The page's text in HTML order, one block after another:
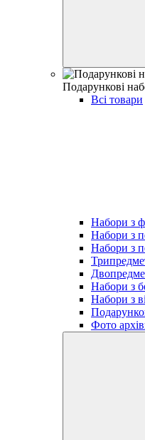
Подарункові
Всі товари
Набори з
Набори з
Набори з
Набори з
Набори з
Фото